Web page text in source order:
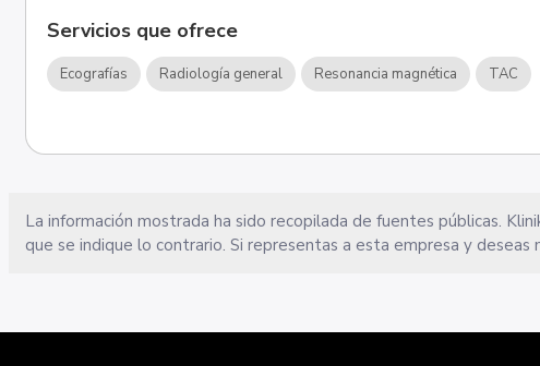
Servicios que ofrece
Ecografías Radiología general Resonancia magnética TAC
La información mostrada ha sido recopilada de fuentes públicas.
que se indique lo contrario. Si representas a esta empresa y deseas